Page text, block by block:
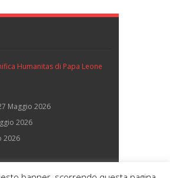
Humanitas di Papa Leone
Maggio 2026
2026
2026